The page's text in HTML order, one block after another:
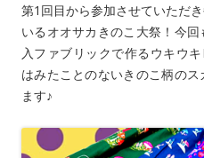
第1回目から参加させていただ
いるオオサカきのこ大祭！今
入ファブリックで作るウキウ
はみたことのないきのこ柄の
ます♪